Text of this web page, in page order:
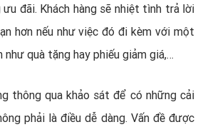
ưu đãi. Khách hàng sẽ nhiệt tình trả lời
hơn nếu như việc đó đi kèm với một
như quà tặng hay phiếu giảm giá,…
thông qua khảo sát để có những cải
phải là điều dễ dàng. Vấn đề được